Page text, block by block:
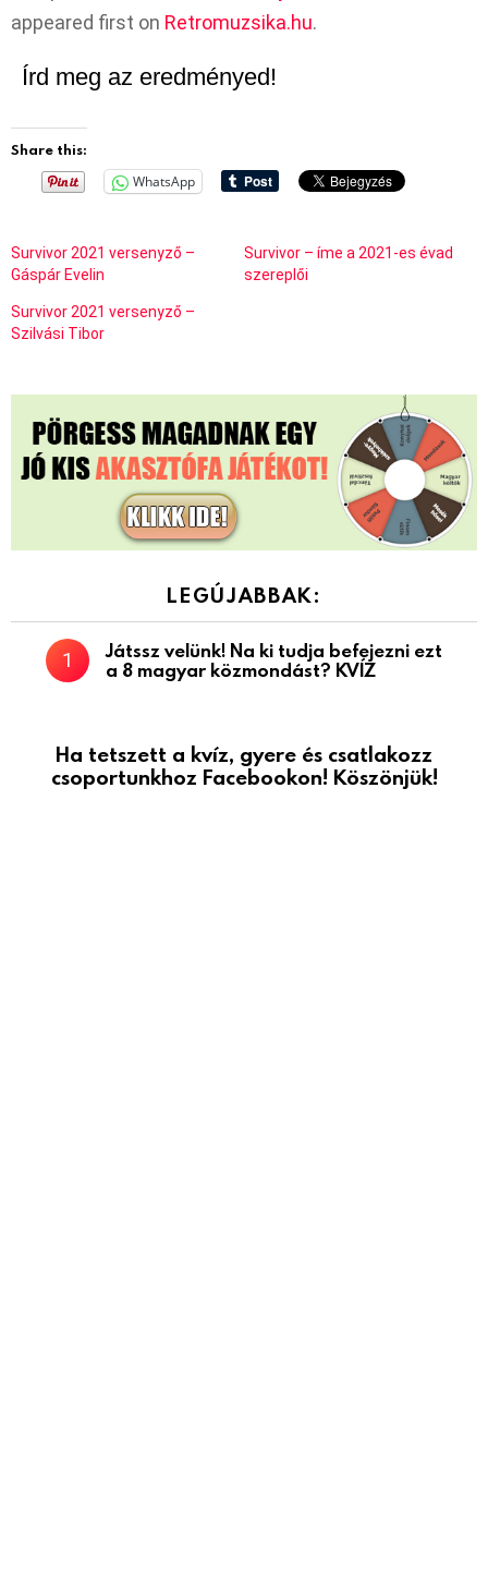
appeared first on Retromuzsika.hu.
Írd meg az eredményed!
Share this:
WhatsApp
Survivor 2021 versenyző –
Gáspár Evelin
Survivor – íme a 2021-es évad
szereplői
Survivor 2021 versenyző –
Szilvási Tibor
LEGÚJABBAK:
Játssz velünk! Na ki tudja befejezni ezt
a 8 magyar közmondást? KVÍZ
Ha tetszett a kvíz, gyere és csatlakozz
csoportunkhoz Facebookon! Köszönjük!